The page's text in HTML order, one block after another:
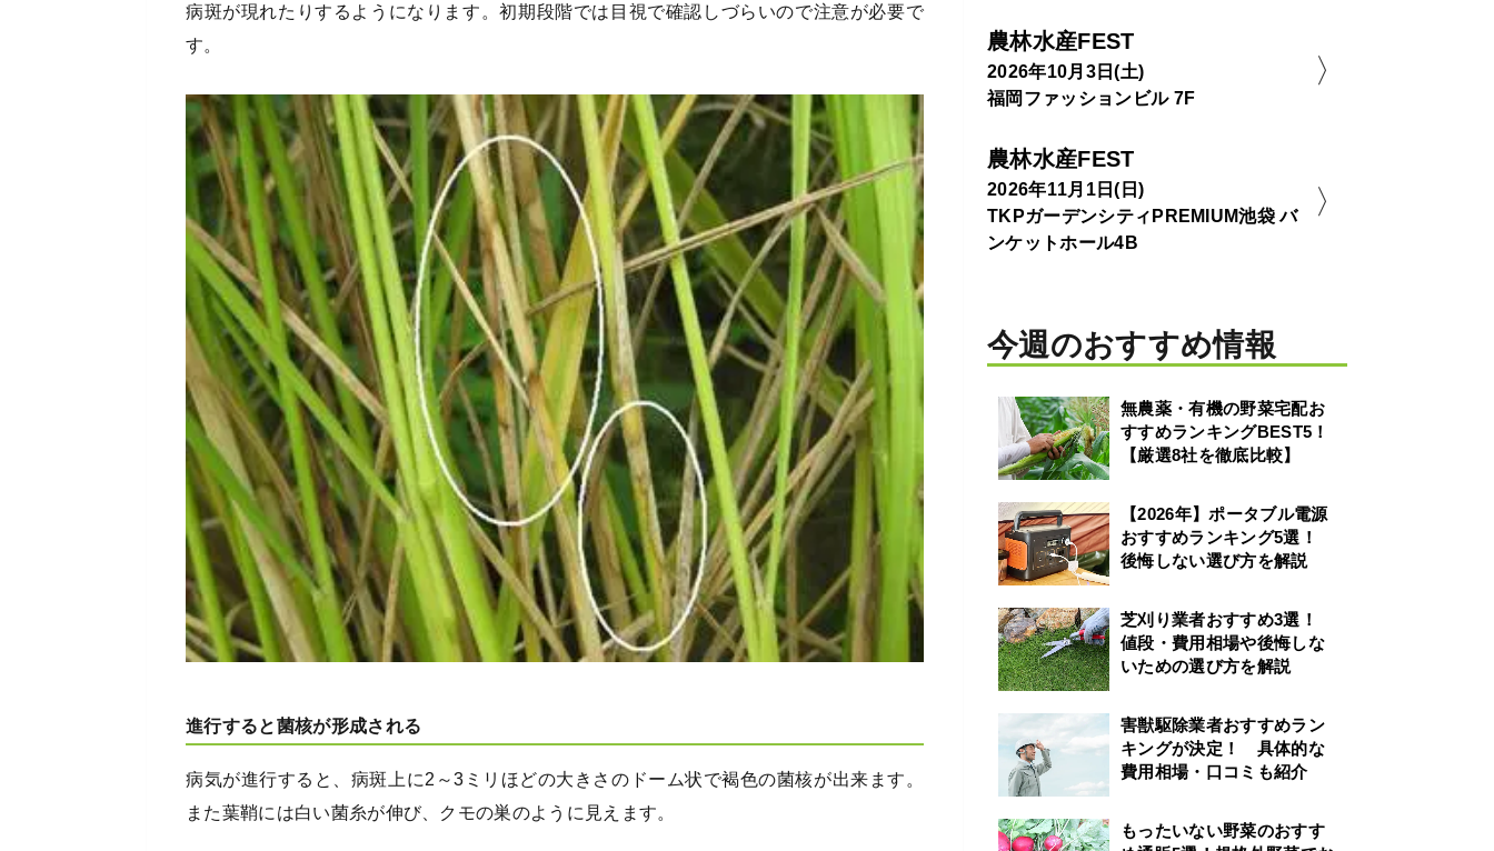
病斑が現れたりするようになります。初期段階では目視で確認しづらいので注意が必要で
す。
進行すると菌核が形成される
病気が進行すると、病斑上に2～3ミリほどの大きさのドーム状で褐色の菌核が出来ます。
また葉鞘には白い菌糸が伸び、クモの巣のように見えます。
農林水産FEST
2026年10月3日(土)
福岡ファッションビル 7F
農林水産FEST
2026年11月1日(日)
TKPガーデンシティPREMIUM池袋 バ
ンケットホール4B
今週のおすすめ情報
無農薬・有機の野菜宅配お
すすめランキングBEST5！
【厳選8社を徹底比較】
【2026年】ポータブル電源
おすすめランキング5選！
後悔しない選び方を解説
芝刈り業者おすすめ3選！
値段・費用相場や後悔しな
いための選び方を解説
害獣駆除業者おすすめラン
キングが決定！ 具体的な
費用相場・口コミも紹介
もったいない野菜のおすす